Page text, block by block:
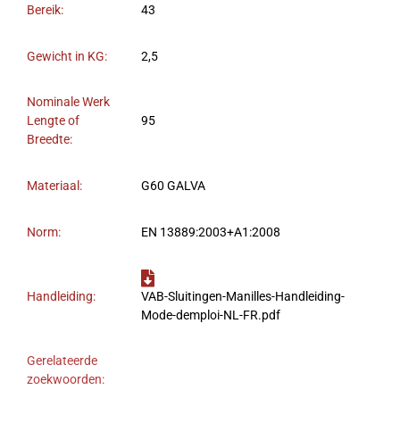
Bereik: 43
Gewicht in KG: 2,5
Nominale Werk
Lengte of
Breedte:
95
Materiaal: G60 GALVA
Norm: EN 13889:2003+A1:2008
Handleiding:
VAB-Sluitingen-Manilles-Handleiding-
Mode-demploi-NL-FR.pdf
Gerelateerde
zoekwoorden: